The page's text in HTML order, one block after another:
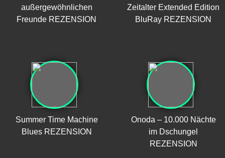
außergewöhnlichen
Freunde REZENSION
Zeitalter Extended Edition
BluRay REZENSION
Summer Time Machine
Blues REZENSION
Onoda – 10.000 Nächte
im Dschungel
REZENSION